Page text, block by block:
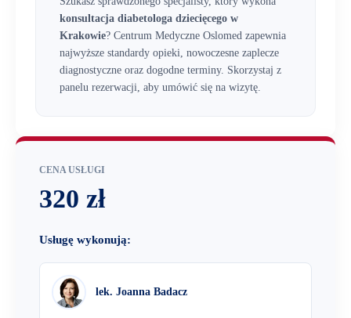
konsultacja diabetologa dziecięcego w
Krakowie? Centrum Medyczne Oslomed zapewnia
najwyższe standardy opieki, nowoczesne zaplecze
diagnostyczne oraz dogodne terminy. Skorzystaj z
panelu rezerwacji, aby umówić się na wizytę.
CENA USŁUGI
320 zł
Usługę wykonują:
lek. Joanna Badacz